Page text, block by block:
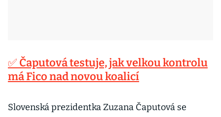
✅ Čaputová testuje, jak velkou kontrolu
má Fico nad novou koalicí
Slovenská prezidentka Zuzana Čaputová se